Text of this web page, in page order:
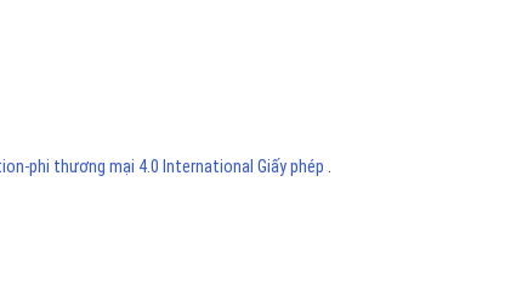
phi thương mại 4.0 International Giấy phép .